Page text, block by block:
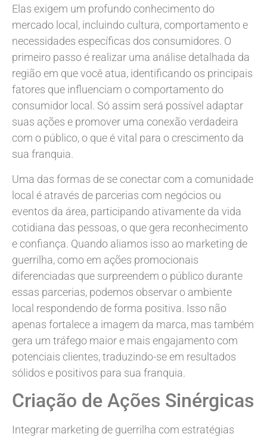
Elas exigem um profundo conhecimento do
mercado local, incluindo cultura, comportamento e
necessidades específicas dos consumidores. O
primeiro passo é realizar uma análise detalhada da
região em que você atua, identificando os principais
fatores que influenciam o comportamento do
consumidor local. Só assim será possível adaptar
suas ações e promover uma conexão verdadeira
com o público, o que é vital para o crescimento da
sua franquia.
Uma das formas de se conectar com a comunidade
local é através de parcerias com negócios ou
eventos da área, participando ativamente da vida
cotidiana das pessoas, o que gera reconhecimento
e confiança. Quando aliamos isso ao marketing de
guerrilha, como em ações promocionais
diferenciadas que surpreendem o público durante
essas parcerias, podemos observar o ambiente
local respondendo de forma positiva. Isso não
apenas fortalece a imagem da marca, mas também
gera um tráfego maior e mais engajamento com
potenciais clientes, traduzindo-se em resultados
sólidos e positivos para sua franquia.
Criação de Ações Sinérgicas
Integrar marketing de guerrilha com estratégias